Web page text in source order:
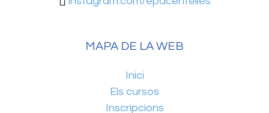
MAPA DE LA WEB
Inici
Els cursos
Inscripcions